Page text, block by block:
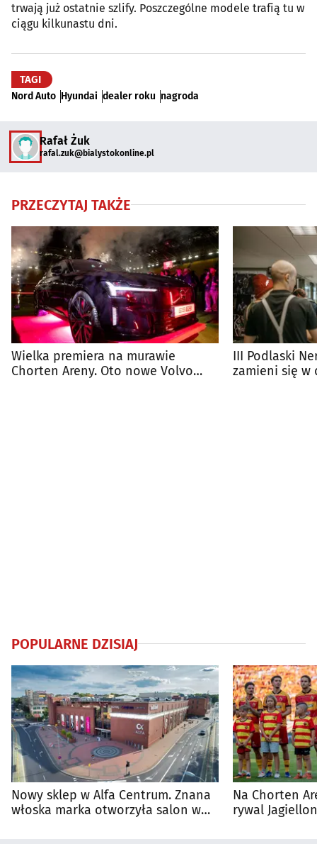
trwają już ostatnie szlify. Poszczególne modele trafią tu w
ciągu kilkunastu dni.
TAGI
Nord Auto Hyundai dealer roku nagroda
Rafał Żuk
rafal.zuk@bialystokonline.pl
PRZECZYTAJ TAKŻE
Wielka premiera na murawie
Chorten Areny. Oto nowe Volvo
III Podlaski
zamieni się w
POPULARNE DZISIAJ
Nowy sklep w Alfa Centrum. Znana
włoska marka otworzyła salon w
Na Chorten
rywal